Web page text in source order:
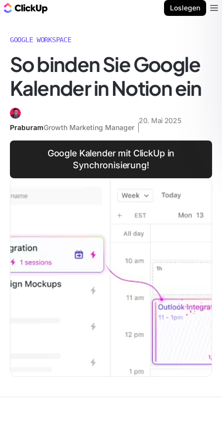
Loslegen
GOOGLE WORKSPACE
So binden Sie Google
Kalender in Notion ein
PraburamGrowth Marketing Manager
20. Mai 2025
Google Kalender mit ClickUp in
Synchronisierung!